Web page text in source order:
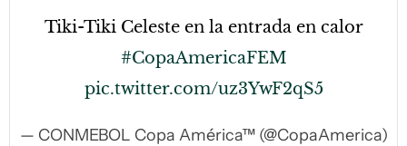
Tiki-Tiki Celeste en la entrada en calor
#CopaAmericaFEM
pic.twitter.com/uz3YwF2qS5
— CONMEBOL Copa América™ (@CopaAmerica)